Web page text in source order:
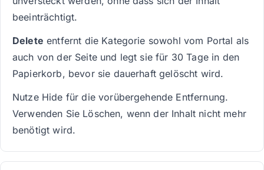
beeinträchtigt.
Delete entfernt die Kategorie sowohl vom Portal als
auch von der Seite und legt sie für 30 Tage in den
Papierkorb, bevor sie dauerhaft gelöscht wird.
Nutze Hide für die vorübergehende Entfernung.
Verwenden Sie Löschen, wenn der Inhalt nicht mehr
benötigt wird.